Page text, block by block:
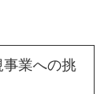
業への挑